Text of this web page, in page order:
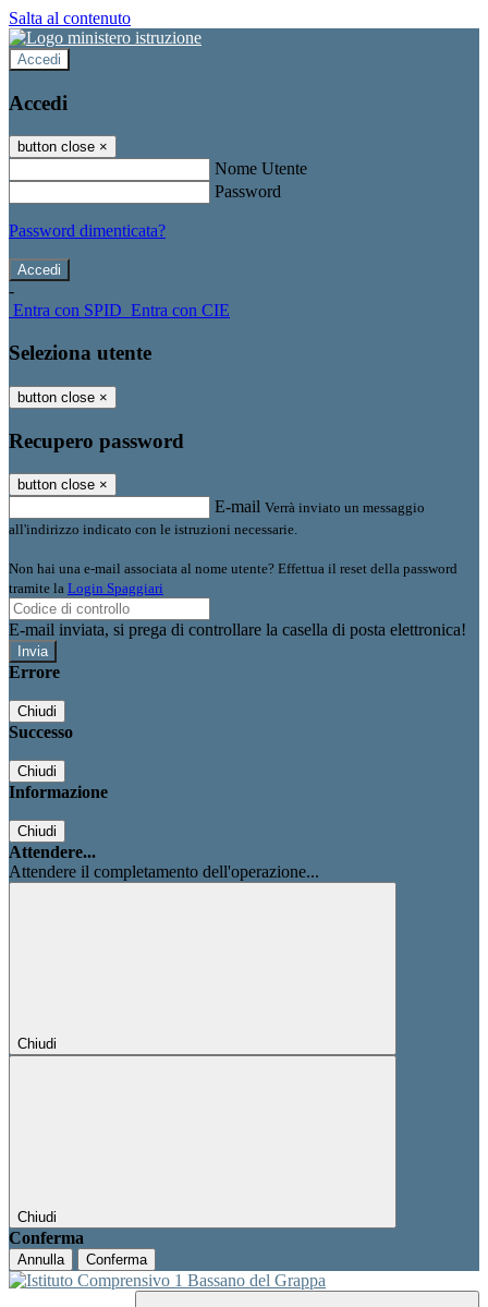
Salta al contenuto
Accedi
Accedi
button close ×
Nome Utente
Password
Password dimenticata?
-
Entra con SPID Entra con CIE
Seleziona utente
button close ×
Recupero password
button close ×
E-mail Verrà inviato un messaggio
all'indirizzo indicato con le istruzioni necessarie.
Non hai una e-mail associata al nome utente? Effettua il reset della password
tramite la Login Spaggiari
E-mail inviata, si prega di controllare la casella di posta elettronica!
Errore
Chiudi
Successo
Chiudi
Informazione
Chiudi
Attendere...
Attendere il completamento dell'operazione...
Chiudi
Chiudi
Conferma
Annulla Conferma